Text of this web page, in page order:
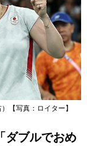
【写真：ロイター】
ダブルでおめ